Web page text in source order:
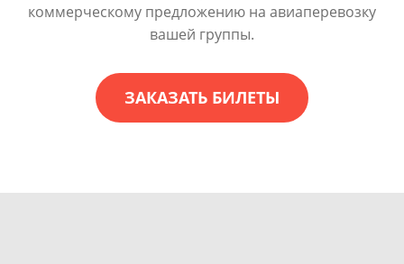
коммерческому предложению на авиаперевозку
вашей группы.
ЗАКАЗАТЬ БИЛЕТЫ